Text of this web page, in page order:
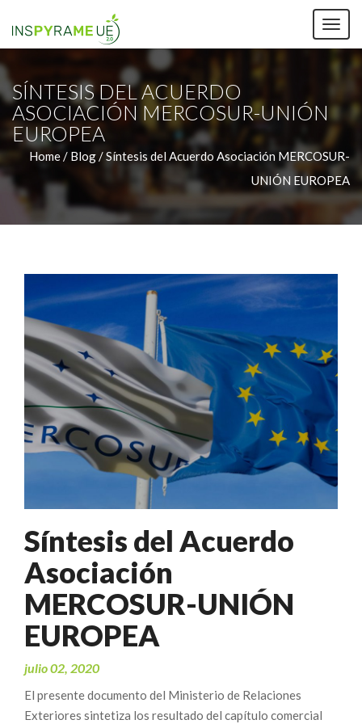
SÍNTESIS DEL ACUERDO
ASOCIACIÓN MERCOSUR-UNIÓN
EUROPEA
Home / Blog / Síntesis del Acuerdo Asociación MERCOSUR-
UNIÓN EUROPEA
Síntesis del Acuerdo
Asociación
MERCOSUR-UNIÓN
EUROPEA
julio 02, 2020
El presente documento del Ministerio de Relaciones
Exteriores sintetiza los resultado del capítulo comercial